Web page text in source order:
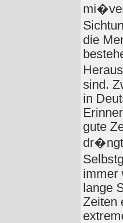
die
sind.
in
gute
immer
lange
Zeiten